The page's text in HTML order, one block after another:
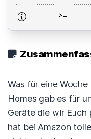
Was für eine
Homes gab es für
Geräte die wir Euch
hat bei Amazon